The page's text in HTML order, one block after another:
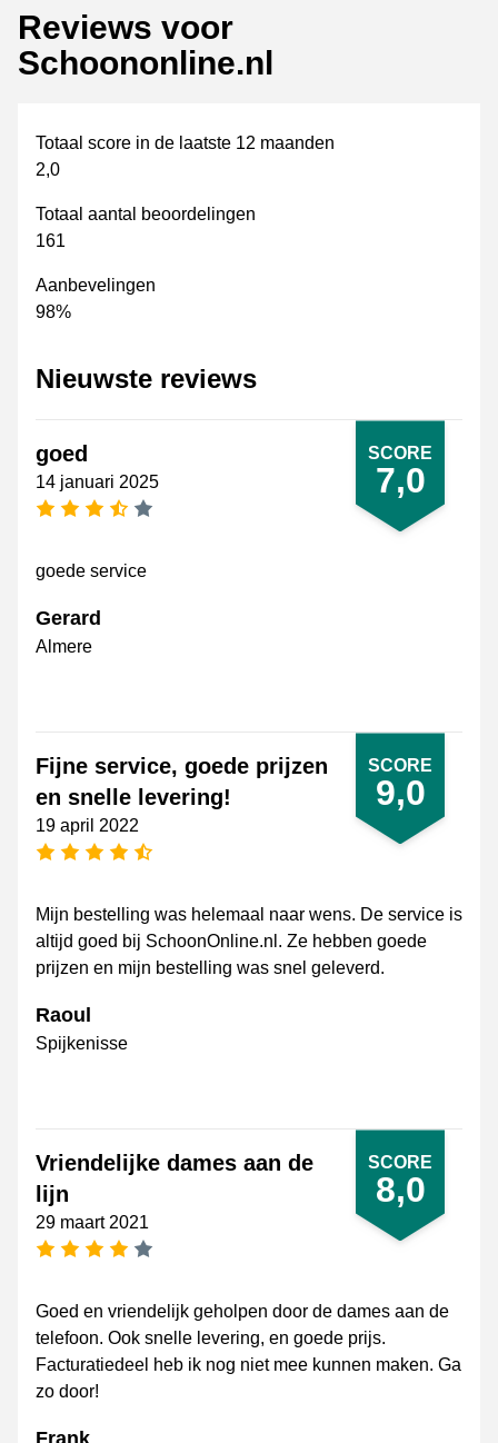
Reviews voor
Schoononline.nl
Totaal score in de laatste 12 maanden
2,0
Totaal aantal beoordelingen
161
Aanbevelingen
98%
Nieuwste reviews
SCORE
7,0
goed
14 januari 2025
goede service
Gerard
Almere
SCORE
9,0
Fijne service, goede prijzen
en snelle levering!
19 april 2022
4,5 sterren
Mijn bestelling was helemaal naar wens. De service is
altijd goed bij SchoonOnline.nl. Ze hebben goede
prijzen en mijn bestelling was snel geleverd.
Raoul
Spijkenisse
SCORE
8,0
Vriendelijke dames aan de
lijn
29 maart 2021
Goed en vriendelijk geholpen door de dames aan de
telefoon. Ook snelle levering, en goede prijs.
Facturatiedeel heb ik nog niet mee kunnen maken. Ga
zo door!